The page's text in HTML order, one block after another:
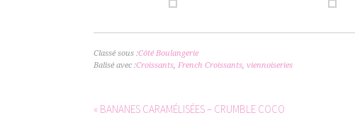
Classé sous :Côté Boulangerie
Balisé avec :Croissants, French Croissants, viennoiseries
« BANANES CARAMÉLISÉES – CRUMBLE COCO